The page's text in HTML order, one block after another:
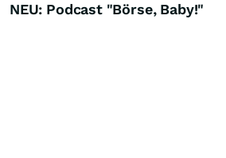
NEU: Podcast "Börse, Baby!"